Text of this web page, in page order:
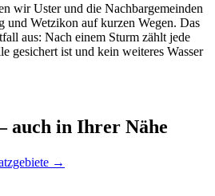
wir Uster und die Nachbargemeinden
und Wetzikon auf kurzen Wegen. Das
aus: Nach einem Sturm zählt jede
gesichert ist und kein weiteres Wasser
auch in Ihrer Nähe
→